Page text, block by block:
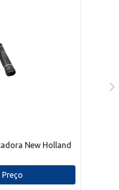
New Holland
Preço